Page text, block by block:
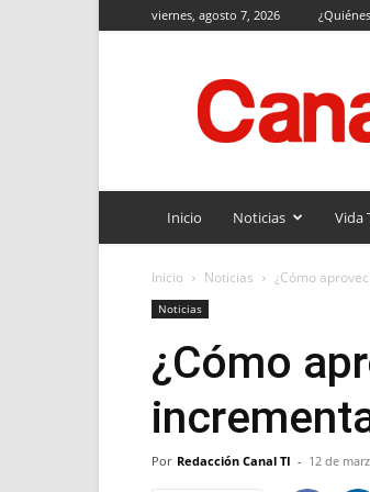
viernes, agosto 7, 2026
TI
Inicio Noticias Vida
Inicio Noticias ¿Cómo
Noticias
¿Cómo
Por Redacción Canal TI - 12 de